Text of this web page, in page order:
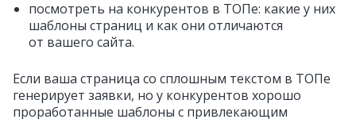
посмотреть на конкурентов в ТОПе: какие у них
шаблоны страниц и как они отличаются
от вашего сайта.
Если ваша страница со сплошным текстом в ТОПе
генерирует заявки, но у конкурентов хорошо
проработанные шаблоны с привлекающим